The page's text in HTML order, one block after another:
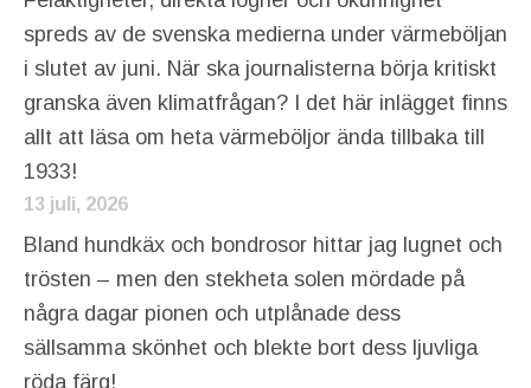
spreds av de svenska medierna under värmeböljan
i slutet av juni. När ska journalisterna börja kritiskt
granska även klimatfrågan? I det här inlägget finns
allt att läsa om heta värmeböljor ända tillbaka till
1933!
13 juli, 2026
Bland hundkäx och bondrosor hittar jag lugnet och
trösten – men den stekheta solen mördade på
några dagar pionen och utplånade dess
sällsamma skönhet och blekte bort dess ljuvliga
röda färg!